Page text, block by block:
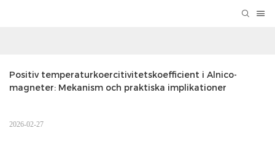
Positiv temperaturkoercitivitetskoefficient i Alnico-
magneter: Mekanism och praktiska implikationer
2026-02-27